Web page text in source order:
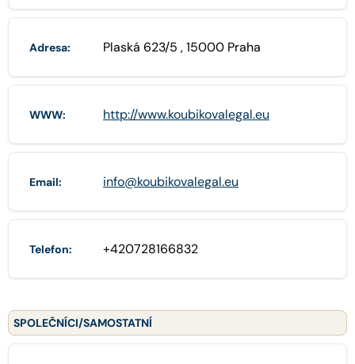
Adresa: Plaská 623/5 , 15000 Praha
WWW: http://www.koubikovalegal.eu
Email: info@koubikovalegal.eu
Telefon: +420728166832
SPOLEČNÍCI/SAMOSTATNÍ